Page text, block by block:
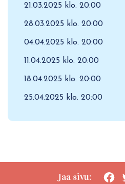
21.03.2025 klo. 20:00
28.03.2025 klo. 20:00
04.04.2025 klo. 20:00
11.04.2025 klo. 20:00
18.04.2025 klo. 20:00
25.04.2025 klo. 20:00
Jaa sivu: